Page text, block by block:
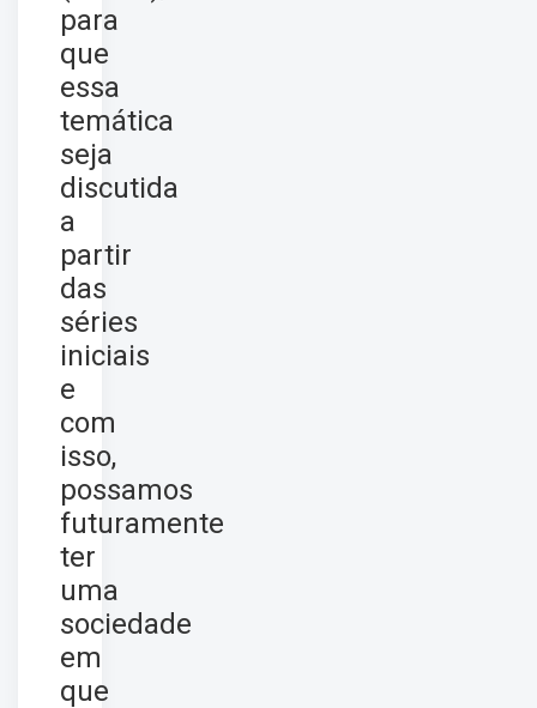
para
que
essa
temática
seja
discutida
a
partir
das
séries
iniciais
e
com
isso,
possamos
futuramente
ter
uma
sociedade
em
que